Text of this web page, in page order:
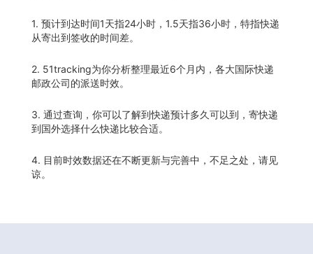
1. 预计到达时间1天指24小时，1.5天指36小时，特指快递
从寄出到签收的时间差。
2. 51tracking为你分析整理最近6个月内，各大国际快递
邮政公司的派送时效。
3. 通过查询，你可以了解到快递预计多久可以到，寄快递
到国外选择什么快递比较合适。
4. 目前时效数据还在不断更新与完善中，不足之处，请见
谅。